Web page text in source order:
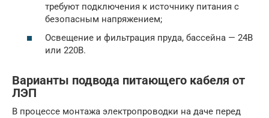
требуют подключения к источнику питания с
безопасным напряжением;
Освещение и фильтрация пруда, бассейна — 24В
или 220В.
Варианты подвода питающего кабеля от
ЛЭП
В процессе монтажа электропроводки на даче перед